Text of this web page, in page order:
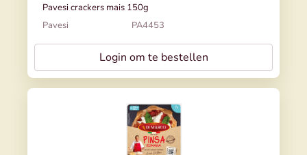
Pavesi crackers mais 150g
Pavesi
PA4453
Login om te bestellen